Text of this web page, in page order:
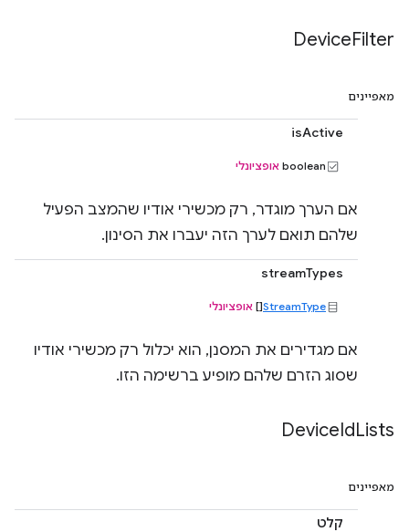
DeviceFilter
מאפיינים
isActive
boolean אופציונלי
אם הערך מוגדר, רק מכשירי אודיו שהמצב הפעיל
שלהם תואם לערך הזה יעברו את הסינון.
streamTypes
StreamType
[] אופציונלי
אם מגדירים את המסנן, הוא יכלול רק מכשירי אודיו
שסוג הזרם שלהם מופיע ברשימה הזו.
DeviceIdLists
מאפיינים
קלט